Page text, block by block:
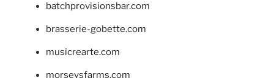
batchprovisionsbar.com
brasserie-gobette.com
musicrearte.com
morseysfarms.com